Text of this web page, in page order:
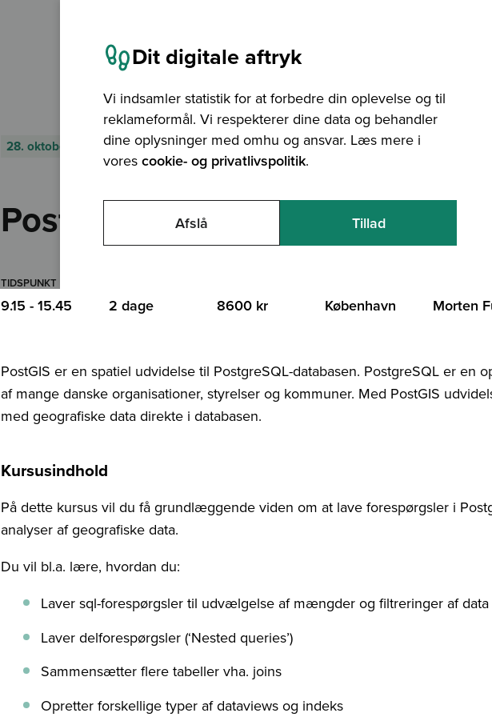
Dit digitale aftryk
Vi indsamler statistik for at forbedre din oplevelse og til
reklameformål. Vi respekterer dine data og behandler
dine oplysninger med omhu og ansvar. Læs mere i
vores cookie- og privatlivspolitik.
Afslå Tillad
28. oktober – 29. oktober 2026
PostgreSQL/PostGIS-kursus
TIDSPUNKT
9.15 - 15.45 2 dage 8600 kr København Morten
PostGIS er en spatiel udvidelse til PostgreSQL-databasen. PostgreSQL er en
af mange danske organisationer, styrelser og kommuner. Med PostGIS
med geografiske data direkte i databasen.
Kursusindhold
På dette kursus vil du få grundlæggende viden om at lave forespørgsler i
analyser af geografiske data.
Du vil bl.a. lære, hvordan du:
Laver sql-forespørgsler til udvælgelse af mængder og filtreringer af data
Laver delforespørgsler (‘Nested queries’)
Sammensætter flere tabeller vha. joins
Opretter forskellige typer af dataviews og indeks